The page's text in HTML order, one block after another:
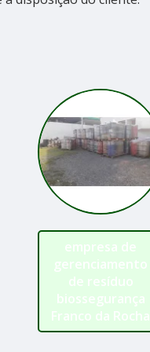
empresa de
gerenciamento
de resíduo
biossegurança
Franco da Rocha